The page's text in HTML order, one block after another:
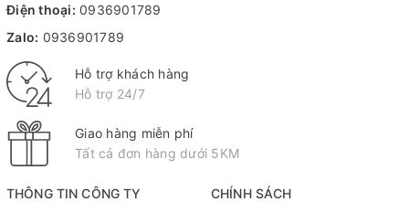
THÔNG TIN CÔNG TY CHÍNH SÁCH
Điện thoại: 0936901789
Zalo: 0936901789
Hỗ trợ khách hàng
Hỗ trợ 24/7
Giao hàng miễn phí
Tất cả đơn hàng dưới 5KM